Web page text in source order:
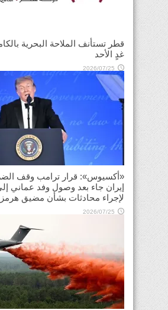
قطر تستأنف الملاحة البحرية
غدٍ الأحد
2026/07/25
«أكسيوس»: قرار ترامب وقف
إيران جاء بعد وصول وفد عماني
لإجراء محادثات بشأن مضيق هرمز
2026/07/25